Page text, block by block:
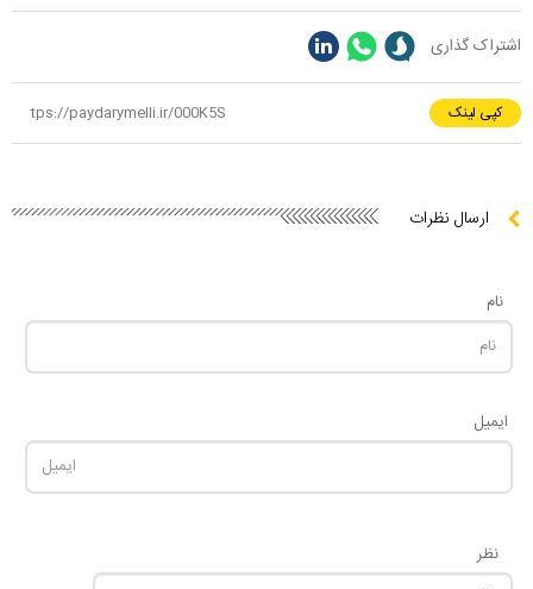
اشتراک گذاری
کپی لینک
ارسال نظرات
نام
ایمیل
نظر